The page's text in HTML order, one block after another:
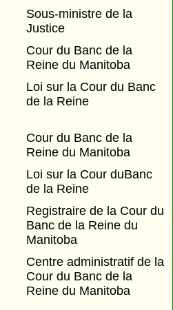
Sous-ministre de la
Justice
Cour du Banc de la
Reine du Manitoba
Loi sur la Cour du Banc
de la Reine
Cour du Banc de la
Reine du Manitoba
Loi sur la Cour duBanc
de la Reine
Registraire de la Cour du
Banc de la Reine du
Manitoba
Centre administratif de la
Cour du Banc de la
Reine du Manitoba